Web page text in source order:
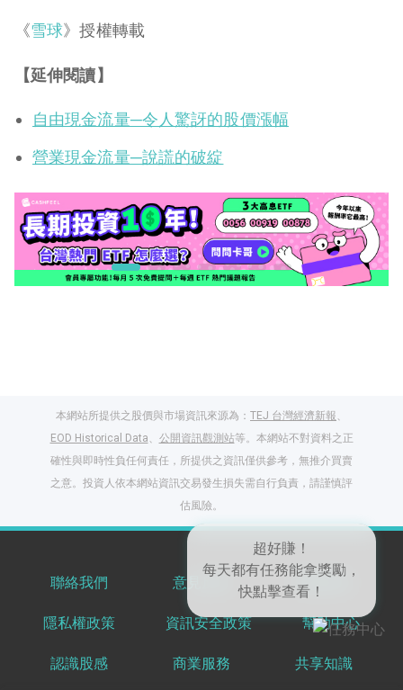
《雪球》授權轉載
【延伸閱讀】
自由現金流量─令人驚訝的股價漲幅
營業現金流量─說謊的破綻
本網站所提供之股價與市場資訊來源為： TEJ 台灣經濟新報、
EOD Historical Data、 公開資訊觀測站等。本網站不對資料之正
確性與即時性負任何責任，所提供之資訊僅供參考，無推介買賣
之意。投資人依本網站資訊交易發生損失需自行負責，請謹慎評
估風險。
聯絡我們 意見反饋 服務條款
隱私權政策 資訊安全政策 幫助中心
認識股感 商業服務 共享知識
每天都有任務能拿獎勵，
登入股感會員，閱讀
任一文章
出國就缺這咖？股